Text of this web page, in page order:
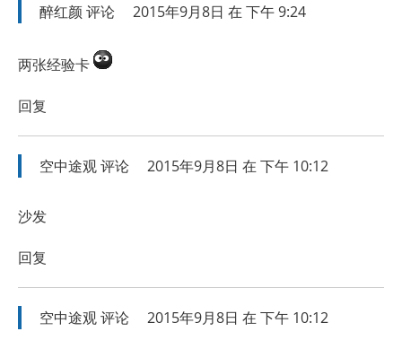
醉红颜评论 2015年9月8日 在 下午 9:24
两张经验卡
回复
空中途观评论 2015年9月8日 在 下午 10:12
沙发
回复
空中途观评论 2015年9月8日 在 下午 10:12